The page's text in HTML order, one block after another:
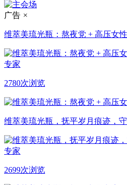
广告 ×
维萃美琉光瓶：熬夜党 + 高压女
专家
2780次浏览
维萃美琉光瓶，抚平岁月痕迹，
专家
2699次浏览